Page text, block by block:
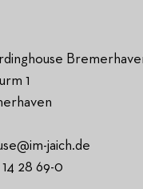
1
jaich.de
14 28 69-0